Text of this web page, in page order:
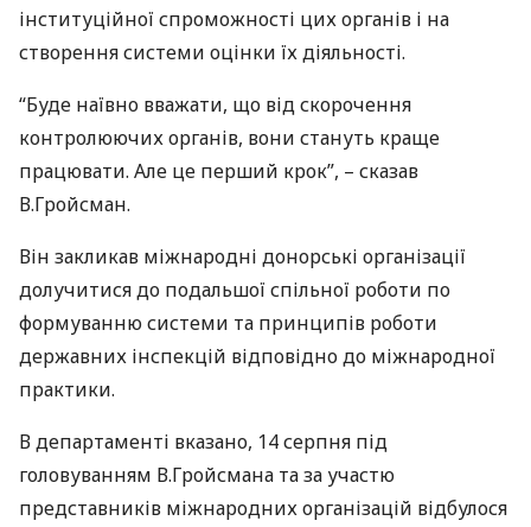
інституційної спроможності цих органів і на
створення системи оцінки їх діяльності.
“Буде наївно вважати, що від скорочення
контролюючих органів, вони стануть краще
працювати. Але це перший крок”, – сказав
В.Гройсман.
Він закликав міжнародні донорські організації
долучитися до подальшої спільної роботи по
формуванню системи та принципів роботи
державних інспекцій відповідно до міжнародної
практики.
В департаменті вказано, 14 серпня під
головуванням В.Гройсмана та за участю
представників міжнародних організацій відбулося